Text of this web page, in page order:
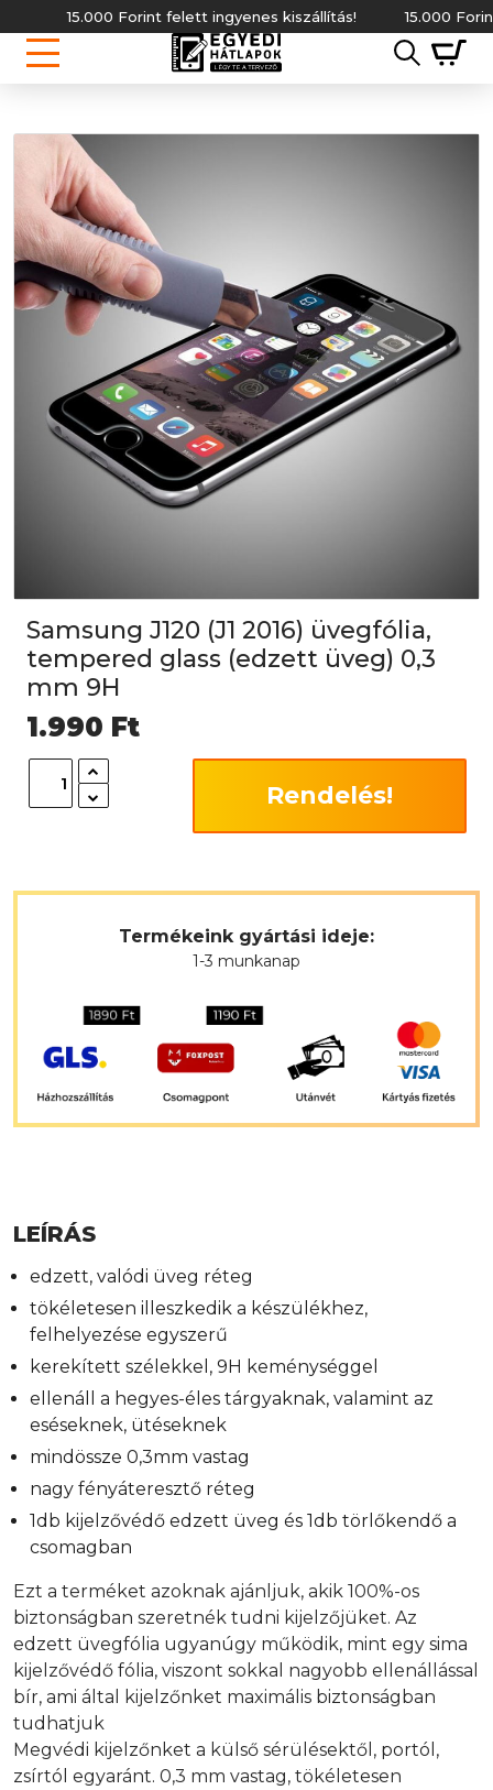
15.000 Forint felett ingyenes kiszállítás! 15.000 Forint
Samsung J120 (J1 2016) üvegfólia,
tempered glass (edzett üveg) 0,3
mm 9H
1.990 Ft
Rendelés!
Termékeink gyártási ideje:
1-3 munkanap
LEÍRÁS
edzett, valódi üveg réteg
tökéletesen illeszkedik a készülékhez,
felhelyezése egyszerű
kerekített szélekkel, 9H keménységgel
ellenáll a hegyes-éles tárgyaknak, valamint az
eséseknek, ütéseknek
mindössze 0,3mm vastag
nagy fényáteresztő réteg
1db kijelzővédő edzett üveg és 1db törlőkendő a
csomagban
Ezt a terméket azoknak ajánljuk, akik 100%-os
biztonságban szeretnék tudni kijelzőjüket. Az
edzett üvegfólia ugyanúgy működik, mint egy sima
kijelzővédő fólia, viszont sokkal nagyobb ellenállással
bír, ami által kijelzőnket maximális biztonságban
tudhatjuk
Megvédi kijelzőnket a külső sérülésektől, portól,
zsírtól egyaránt. 0,3 mm vastag, tökéletesen